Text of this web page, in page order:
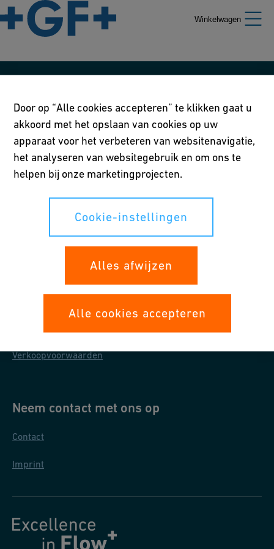
Winkelwagen
Gebruiksvoorwaarden
Privacy verklaring
Cookie-instellingen
Uw rechten
Bescherming persoonsgegevens
Verkoopvoorwaarden
Neem contact met ons op
Contact
Imprint
Door op “Alle cookies accepteren” te klikken gaat u
akkoord met het opslaan van cookies op uw
apparaat voor het verbeteren van websitenavigatie,
het analyseren van websitegebruik en om ons te
helpen bij onze marketingprojecten.
Cookie-instellingen
Alles afwijzen
Alle cookies accepteren